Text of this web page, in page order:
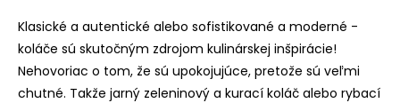
Klasické a autentické alebo sofistikované a moderné -
koláče sú skutočným zdrojom kulinárskej inšpirácie!
Nehovoriac o tom, že sú upokojujúce, pretože sú veľmi
chutné. Takže jarný zeleninový a kurací koláč alebo rybací